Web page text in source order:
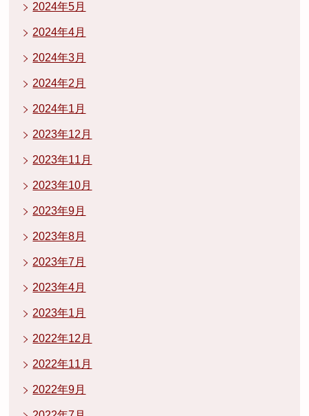
2024年5月
2024年4月
2024年3月
2024年2月
2024年1月
2023年12月
2023年11月
2023年10月
2023年9月
2023年8月
2023年7月
2023年4月
2023年1月
2022年12月
2022年11月
2022年9月